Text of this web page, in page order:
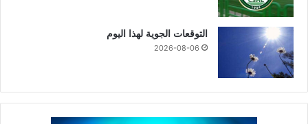
التوقعات الجوية لهذا اليوم
2026-08-06